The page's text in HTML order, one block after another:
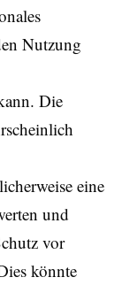
Nutzung
Die
eine
und
vor
könnte